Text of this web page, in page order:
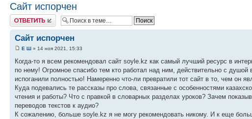
Сайт испорчен
Ответить
Сайт испорчен
Е Ш » 14 ноя 2021, 15:33
Когда-то я всем рекомендовал сайт soyle.kz как самый лучший ресурс в
по нему! Огромное спасибо тем кто работал над ним, действительно с
испоганили полностью! Намеренно что-ли превратили тот сайт в то, чем он
Куда подевались те рассказы про слова, связанные с особенностями
чтения и работы? Что с правкой в словарных разделах уроков? Зачем
переводов текстов к аудио?
К сожалению, больше soyle.kz я не могу рекомендовать никому. И к еще